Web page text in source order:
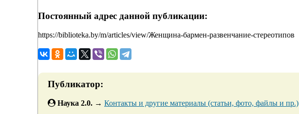
Постоянный адрес данной публикации:
https://biblioteka.by/m/articles/view/Женщина-бармен-развенчание-стереотипов
Публикатор:
Наука 2.0. → Контакты и другие материалы (статьи, фото, файлы и пр.)